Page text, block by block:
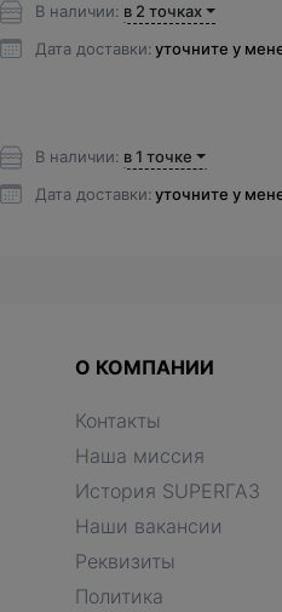
В наличии: в 2 точках
Дата доставки: уточните у
В наличии: в 1 точке
Дата доставки: уточните у
О КОМПАНИИ
Контакты
Наша миссия
История SUPERГАЗ
Наши вакансии
Реквизиты
Политика